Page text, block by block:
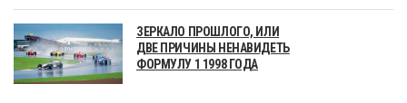
ЗЕРКАЛО ПРОШЛОГО, ИЛИ
ДВЕ ПРИЧИНЫ НЕНАВИДЕТЬ
ФОРМУЛУ 1 1998 ГОДА